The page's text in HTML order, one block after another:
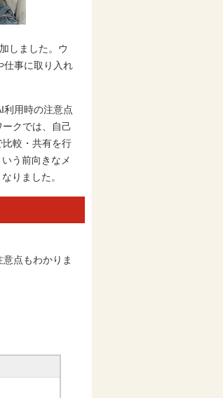
しました。ウ
仕事に取り入れ
用時の注意点
クでは、自己
較・共有を行
う前向きなメ
りました。
点もわかりま